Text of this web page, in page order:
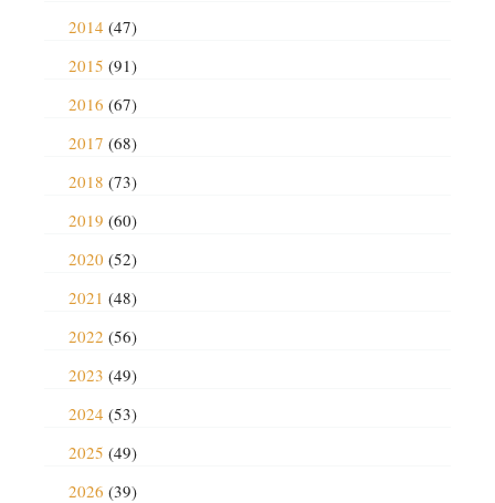
2014 (47)
2015 (91)
2016 (67)
2017 (68)
2018 (73)
2019 (60)
2020 (52)
2021 (48)
2022 (56)
2023 (49)
2024 (53)
2025 (49)
2026 (39)